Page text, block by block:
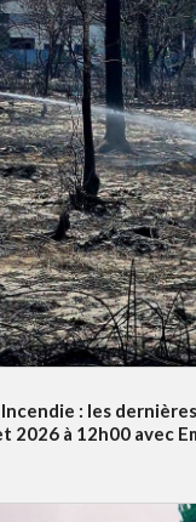
: les
2026 à 12h00 avec